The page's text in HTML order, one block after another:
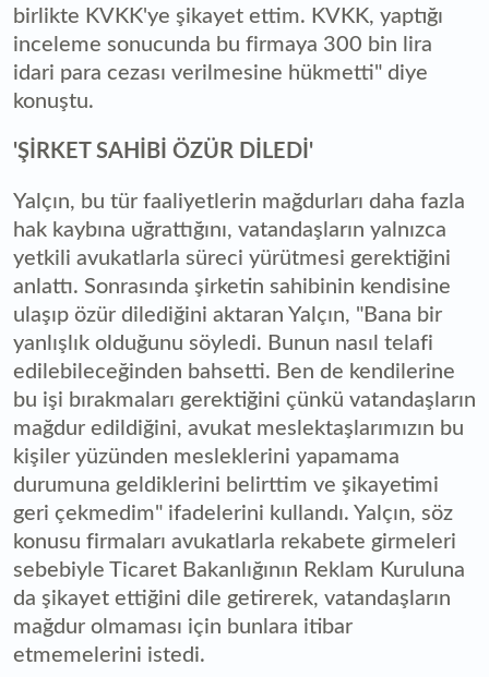
birlikte KVKK'ye şikayet ettim. KVKK, yaptığı
inceleme sonucunda bu firmaya 300 bin lira
idari para cezası verilmesine hükmetti" diye
konuştu.
'ŞİRKET SAHİBİ ÖZÜR DİLEDİ'
Yalçın, bu tür faaliyetlerin mağdurları daha fazla
hak kaybına uğrattığını, vatandaşların yalnızca
yetkili avukatlarla süreci yürütmesi gerektiğini
anlattı. Sonrasında şirketin sahibinin kendisine
ulaşıp özür dilediğini aktaran Yalçın, "Bana bir
yanlışlık olduğunu söyledi. Bunun nasıl telafi
edilebileceğinden bahsetti. Ben de kendilerine
bu işi bırakmaları gerektiğini çünkü vatandaşların
mağdur edildiğini, avukat meslektaşlarımızın bu
kişiler yüzünden mesleklerini yapamama
durumuna geldiklerini belirttim ve şikayetimi
geri çekmedim" ifadelerini kullandı. Yalçın, söz
konusu firmaları avukatlarla rekabete girmeleri
sebebiyle Ticaret Bakanlığının Reklam Kuruluna
da şikayet ettiğini dile getirerek, vatandaşların
mağdur olmaması için bunlara itibar
etmemelerini istedi.